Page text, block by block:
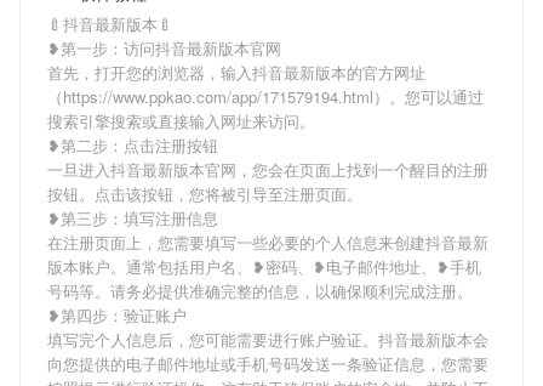
🍼抖音最新版本🍼
❥第一步：访问抖音最新版本官网
首先，打开您的浏览器，输入抖音最新版本的官方网址
（https://www.ppkao.com/app/171579194.html）。您可以通过
搜索引擎搜索或直接输入网址来访问。
❥第二步：点击注册按钮
一旦进入抖音最新版本官网，您会在页面上找到一个醒目的注册
按钮。点击该按钮，您将被引导至注册页面。
❥第三步：填写注册信息
在注册页面上，您需要填写一些必要的个人信息来创建抖音最新
版本账户。通常包括用户名、❥密码、❥电子邮件地址、❥手机
号码等。请务必提供准确完整的信息，以确保顺利完成注册。
❥第四步：验证账户
填写完个人信息后，您可能需要进行账户验证。抖音最新版本会
向您提供的电子邮件地址或手机号码发送一条验证信息，您需要